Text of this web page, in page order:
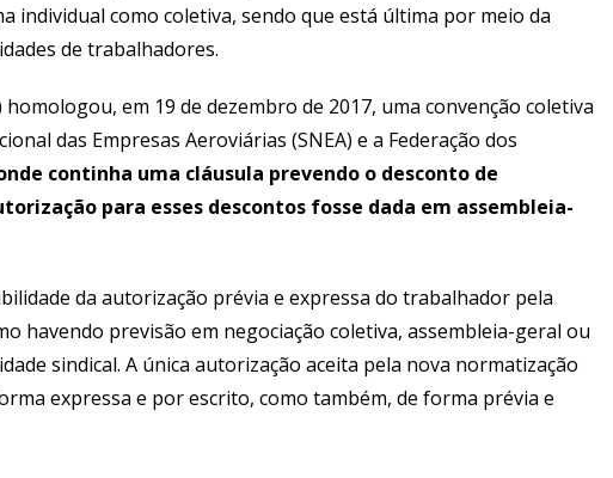
individual como coletiva, sendo que está última por meio da
de trabalhadores.
em 19 de dezembro de 2017, uma convenção coletiva
das Empresas Aeroviárias (SNEA) e a Federação dos
continha uma cláusula prevendo o desconto de
para esses descontos fosse dada em assembleia-
da autorização prévia e expressa do trabalhador pela
havendo previsão em negociação coletiva, assembleia-geral ou
sindical. A única autorização aceita pela nova normatização
expressa e por escrito, como também, de forma prévia e